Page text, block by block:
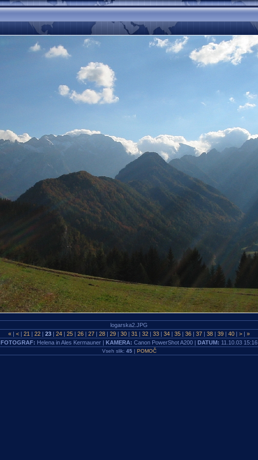
logarska2.JPG
« | < | 21 | 22 | 23 | 24 | 25 | 26 | 27 | 28 | 29 | 30 | 31 | 32 | 33 | 34 | 35 | 36 | 37 | 38 | 39 | 40 | > | »
FOTOGRAF: Helena in Ales Kermauner |KAMERA:Canon PowerShot A200 |DATUM: 11.10.03 15:16
Vseh slik: 45| POMOČ